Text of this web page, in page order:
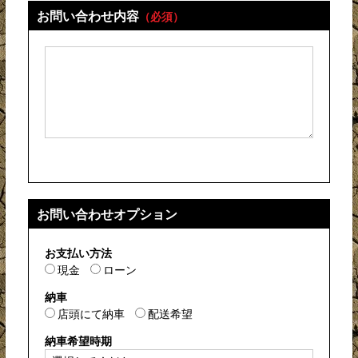
お問い合わせ内容（必須）
お問い合わせオプション
お支払い方法
現金
ローン
納車
店頭にて納車
配送希望
納車希望時期